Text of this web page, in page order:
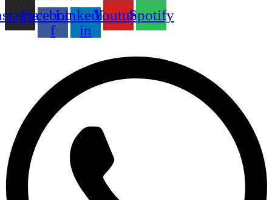
Facebook-
f
Linkedin-
in
YoutubeSpotify